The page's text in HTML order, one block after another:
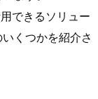
できるソリュー
くつかを紹介さ